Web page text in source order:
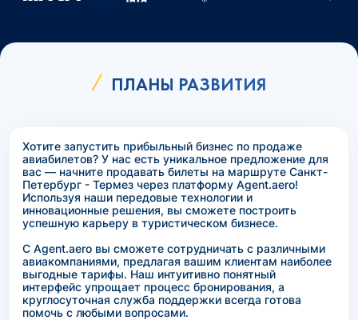
ПЛАНЫ РАЗВИТИЯ
Хотите запустить прибыльный бизнес по продаже
авиабилетов? У нас есть уникальное предложение для
вас — начните продавать билеты на маршруте Санкт-
Петербург - Термез через платформу Agent.aero!
Используя наши передовые технологии и
инновационные решения, вы сможете построить
успешную карьеру в туристическом бизнесе.
С Agent.aero вы сможете сотрудничать с различными
авиакомпаниями, предлагая вашим клиентам наиболее
выгодные тарифы. Наш интуитивно понятный
интерфейс упрощает процесс бронирования, а
круглосуточная служба поддержки всегда готова
помочь с любыми вопросами.